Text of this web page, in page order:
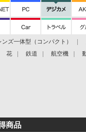
ンズ一体型（コンパクト）
花 鉄道 航空機
商品